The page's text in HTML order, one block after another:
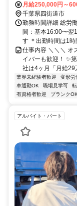
歩45分
月給250,000円～
千葉県四街道市
勤務時間詳細 総労
間：基本16:00〜翌
す ＊出勤時間は1
仕事内容 ＼＼＼ オ
イバーも歓迎！ ✨
社は4ヶ月「月給29
業界未経験者歓迎 変形労
車通勤OK
職場見学可
有資格者歓迎
ブランク
アルバイト・パート